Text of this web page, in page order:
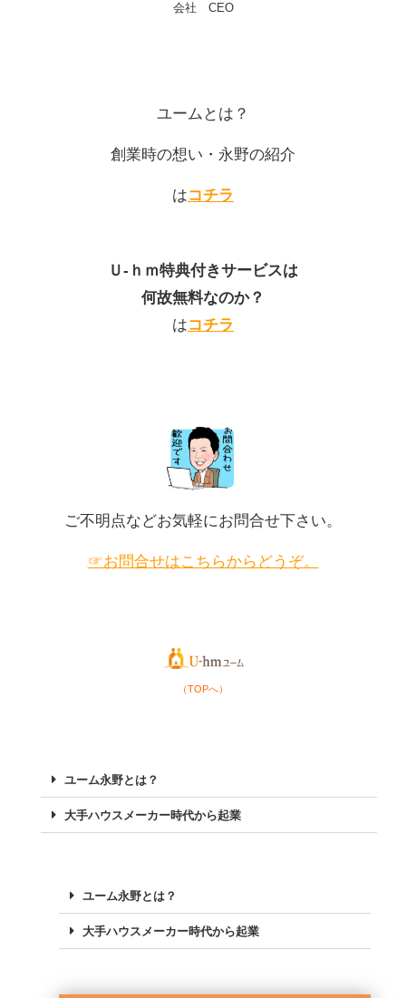
会社 CEO
ユームとは？
創業時の想い ・永野の紹介
はコチラ
Ｕ-ｈｍ特典付きサービスは
何故無料なのか？
はコチラ
ご不明点などお気軽にお問合せ下さい。
☞お問合せはこちらからどうぞ。
（TOPへ）
ユーム永野とは？
大手ハウスメーカー時代から起業
ユーム永野とは？
大手ハウスメーカー時代から起業